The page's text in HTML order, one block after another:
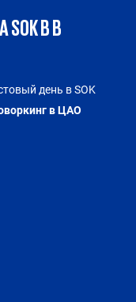
В В
день в SOK
в ЦАО